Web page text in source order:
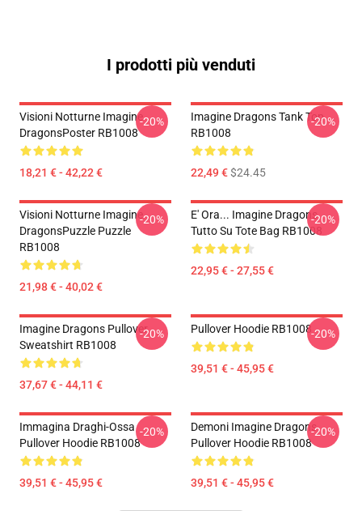
I prodotti più venduti
Visioni Notturne Imagine
DragonsPoster RB1008
18,21 € - 42,22 €
-20%
Imagine Dragons Tank Top
RB1008
22,49 €$24.45
-20%
Visioni Notturne Imagine
DragonsPuzzle Puzzle
RB1008
21,98 € - 40,02 €
-20%
E' Ora... Imagine Dragons
Tutto Su Tote Bag RB1008
22,95 € - 27,55 €
-20%
Imagine Dragons Pullover
Sweatshirt RB1008
37,67 € - 44,11 €
-20% Pullover Hoodie RB1008
39,51 € - 45,95 €
-20%
Immagina Draghi-Ossa
Pullover Hoodie RB1008
39,51 € - 45,95 €
-20%
Demoni Imagine Dragons
Pullover Hoodie RB1008
39,51 € - 45,95 €
-20%